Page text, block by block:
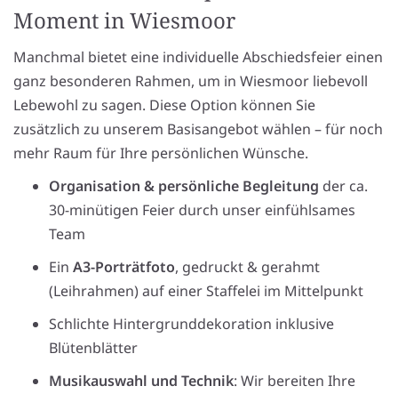
Moment in Wiesmoor
Manchmal bietet eine individuelle Abschiedsfeier einen
ganz besonderen Rahmen, um in Wiesmoor liebevoll
Lebewohl zu sagen. Diese Option können Sie
zusätzlich zu unserem Basisangebot wählen – für noch
mehr Raum für Ihre persönlichen Wünsche.
Organisation & persönliche Begleitung der ca.
30-minütigen Feier durch unser einfühlsames
Team
Ein A3-Porträtfoto, gedruckt & gerahmt
(Leihrahmen) auf einer Staffelei im Mittelpunkt
Schlichte Hintergrunddekoration inklusive
Blütenblätter
Musikauswahl und Technik: Wir bereiten Ihre